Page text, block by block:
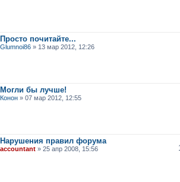
Просто почитайте...
Glumnoi86 » 13 мар 2012, 12:26
Могли бы лучше!
Конон » 07 мар 2012, 12:55
Нарушения правил форума
accountant » 25 апр 2008, 15:56